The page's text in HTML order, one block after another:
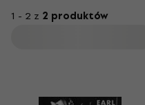
1 - 2 z 2 produktów